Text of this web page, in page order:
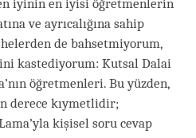
iyinin en iyisi öğretmenlerin
ve ayrıcalığına sahip
de bahsetmiyorum,
kastediyorum: Kutsal Dalai
öğretmenleri. Bu yüzden,
derece kıymetlidir;
kişisel soru cevap